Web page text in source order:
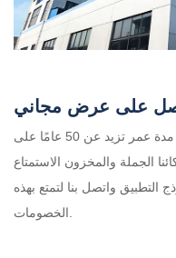
على عرض مجاني
منتجنا يتميز بجودة وأداء، مما يضمن مدة عمر تزيد عن 50 عامًا على
الجملة والمخزون الاستمتاع
التطبيق واتصل بنا لتمتع بهذه